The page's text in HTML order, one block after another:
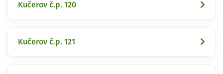
Kučerov č.p. 120
Kučerov č.p. 121